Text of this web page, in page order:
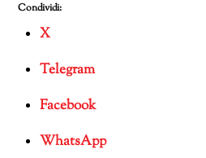
Condividi:
X
Telegram
Facebook
WhatsApp